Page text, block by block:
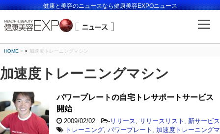
健康と美容のニュースなら健康美容EXPOニュース
HOME > 加速度トレーニングマシン
加速度トレーニングマシン
パワープレートの自宅トレサポートサービス
開始
2009/02/02 - リリース リリースリスト
新サービス
トレーニング パワープレート
加速度トレーニングマ